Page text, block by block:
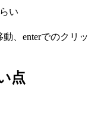
い
、enterでのクリ
点